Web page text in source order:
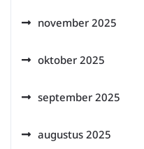
november 2025
oktober 2025
september 2025
augustus 2025